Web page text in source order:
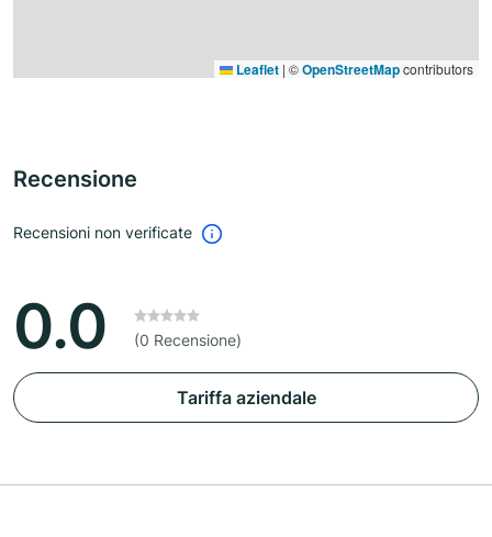
Leaflet | ©OpenStreetMapcontributors
Recensione
Recensioni non verificate
0.0 (0 Recensione)
Tariffa aziendale